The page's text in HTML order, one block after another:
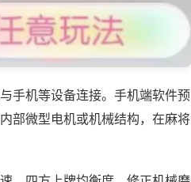
手机等设备连接。手机端软件预
部微型电机或机械结构，在麻将